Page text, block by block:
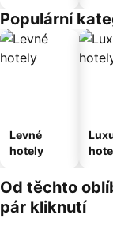
Populární
Levné
hotely
Od těchto
pár kliknutí